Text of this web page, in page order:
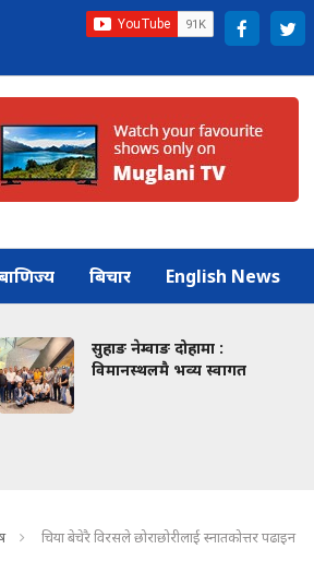
बिचार English News
सुहाङ नेम्वाङ दोहामा :
विमानस्थलमै भव्य स्वागत
चिया बेचेरै विरसले छोराछोरीलाई स्नातकोत्तर पढाइन